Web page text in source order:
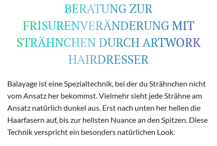
BERATUNG ZUR
FRISURENVERÄNDERUNG MIT
STRÄHNCHEN DURCH ARTWORK
HAIRDRESSER
Balayage ist eine Spezialtechnik, bei der du Strähnchen nicht
vom Ansatz her bekommst. Vielmehr sieht jede Strähne am
Ansatz natürlich dunkel aus. Erst nach unten her hellen die
Haarfasern auf, bis zur hellsten Nuance an den Spitzen. Diese
Technik verspricht ein besonders natürlichen Look.